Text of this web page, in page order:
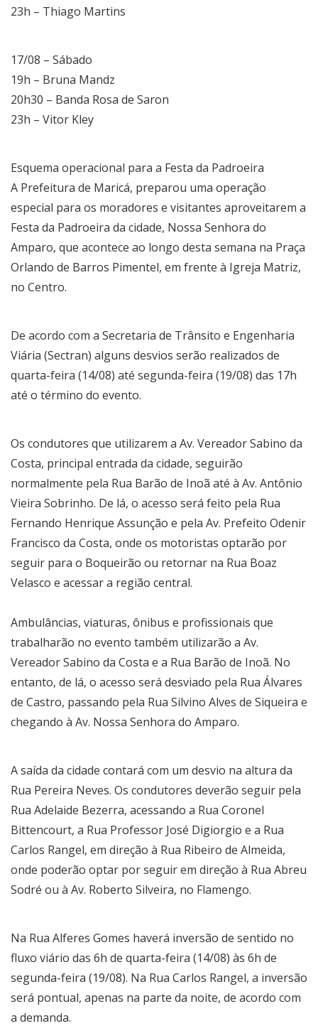
23h – Thiago Martins
17/08 – Sábado
19h – Bruna Mandz
20h30 – Banda Rosa de Saron
23h – Vitor Kley
Esquema operacional para a Festa da Padroeira
A Prefeitura de Maricá, preparou uma operação
especial para os moradores e visitantes aproveitarem a
Festa da Padroeira da cidade, Nossa Senhora do
Amparo, que acontece ao longo desta semana na Praça
Orlando de Barros Pimentel, em frente à Igreja Matriz,
no Centro.
De acordo com a Secretaria de Trânsito e Engenharia
Viária (Sectran) alguns desvios serão realizados de
quarta-feira (14/08) até segunda-feira (19/08) das 17h
até o término do evento.
Os condutores que utilizarem a Av. Vereador Sabino da
Costa, principal entrada da cidade, seguirão
normalmente pela Rua Barão de Inoã até à Av. Antônio
Vieira Sobrinho. De lá, o acesso será feito pela Rua
Fernando Henrique Assunção e pela Av. Prefeito Odenir
Francisco da Costa, onde os motoristas optarão por
seguir para o Boqueirão ou retornar na Rua Boaz
Velasco e acessar a região central.
Ambulâncias, viaturas, ônibus e profissionais que
trabalharão no evento também utilizarão a Av.
Vereador Sabino da Costa e a Rua Barão de Inoã. No
entanto, de lá, o acesso será desviado pela Rua Álvares
de Castro, passando pela Rua Silvino Alves de Siqueira e
chegando à Av. Nossa Senhora do Amparo.
A saída da cidade contará com um desvio na altura da
Rua Pereira Neves. Os condutores deverão seguir pela
Rua Adelaide Bezerra, acessando a Rua Coronel
Bittencourt, a Rua Professor José Digiorgio e a Rua
Carlos Rangel, em direção à Rua Ribeiro de Almeida,
onde poderão optar por seguir em direção à Rua Abreu
Sodré ou à Av. Roberto Silveira, no Flamengo.
Na Rua Alferes Gomes haverá inversão de sentido no
fluxo viário das 6h de quarta-feira (14/08) às 6h de
segunda-feira (19/08). Na Rua Carlos Rangel, a inversão
será pontual, apenas na parte da noite, de acordo com
a demanda.